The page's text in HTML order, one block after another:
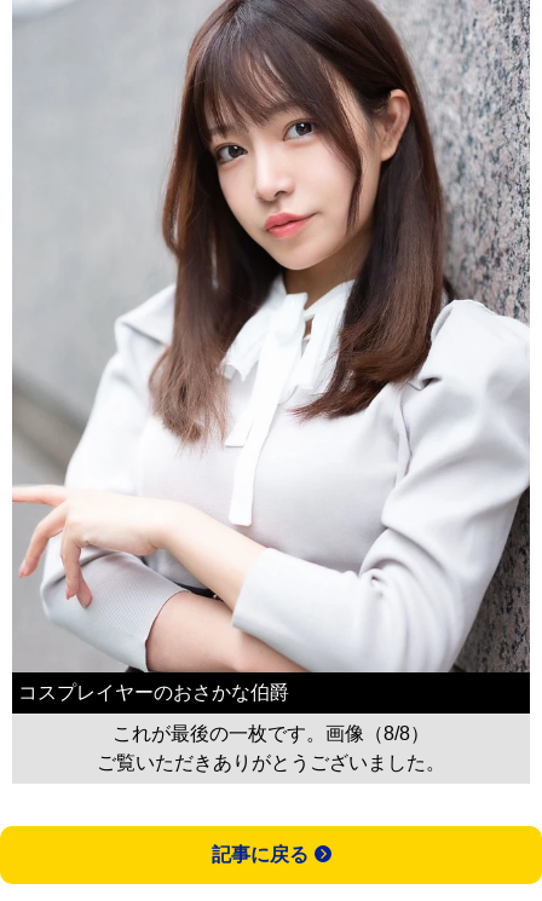
コスプレイヤーのおさかな伯爵
これが最後の一枚です。画像（8/8）
ご覧いただきありがとうございました。
記事に戻る